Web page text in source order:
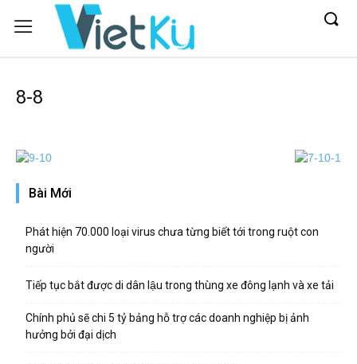
8-8
Bài Mới
Phát hiện 70.000 loại virus chưa từng biết tới trong ruột con
người
Tiếp tục bắt được di dân lậu trong thùng xe đông lạnh và xe tải
Chính phủ sẽ chi 5 tỷ bảng hỗ trợ các doanh nghiệp bị ảnh
hưởng bởi đại dịch